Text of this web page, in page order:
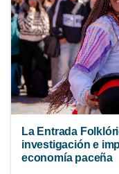
La Entrada
investigación e
economía paceña